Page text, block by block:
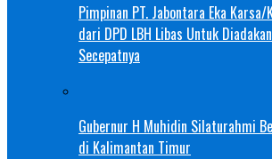
Pimpinan PT. Jabontara Eka
dari DPD LBH Libas Untuk
Secepatnya
Gubernur H Muhidin Silaturahmi
di Kalimantan Timur